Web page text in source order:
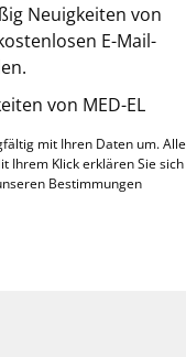
Neuigkeiten von
E-Mail-
von MED-EL
mit Ihren Daten um. Alle
Ihrem Klick erklären Sie sich
Bestimmungen